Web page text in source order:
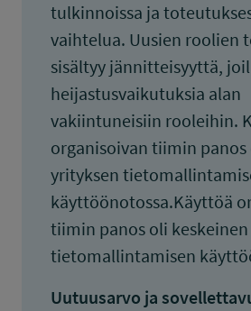
tulkinnoissa ja
vaihtelua. Uusien roolien
sisältyy jännitteisyyttä,
heijastusvaikutuksia alan
vakiintuneisiin rooleihin.
organisoivan tiimin panos
yrityksen
käyttöönotossa.Käyttöä
tiimin panos oli
tietomallintamisen
Uutuusarvo ja